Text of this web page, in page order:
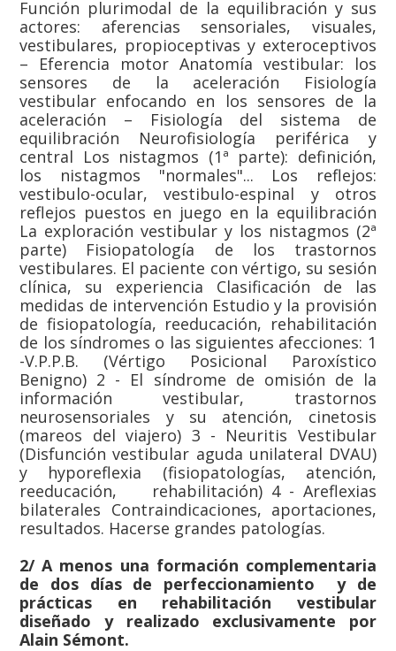
Función plurimodal de la equilibración y sus
actores: aferencias sensoriales, visuales,
vestibulares, propioceptivas y exteroceptivos
– Eferencia motor Anatomía vestibular: los
sensores de la aceleración Fisiología
vestibular enfocando en los sensores de la
aceleración – Fisiología del sistema de
equilibración Neurofisiología periférica y
central Los nistagmos (1ª parte): definición,
los nistagmos "normales"... Los reflejos:
vestibulo-ocular, vestibulo-espinal y otros
reflejos puestos en juego en la equilibración
La exploración vestibular y los nistagmos (2ª
parte) Fisiopatología de los trastornos
vestibulares. El paciente con vértigo, su sesión
clínica, su experiencia Clasificación de las
medidas de intervención Estudio y la provisión
de fisiopatología, reeducación, rehabilitación
de los síndromes o las siguientes afecciones: 1
-V.P.P.B. (Vértigo Posicional Paroxístico
Benigno) 2 - El síndrome de omisión de la
información vestibular, trastornos
neurosensoriales y su atención, cinetosis
(mareos del viajero) 3 - Neuritis Vestibular
(Disfunción vestibular aguda unilateral DVAU)
y hyporeflexia (fisiopatologías, atención,
reeducación, rehabilitación) 4 - Areflexias
bilaterales Contraindicaciones, aportaciones,
resultados. Hacerse grandes patologías.
2/ A menos una formación complementaria
de dos días de perfeccionamiento y de
prácticas en rehabilitación vestibular
diseñado y realizado exclusivamente por
Alain Sémont.